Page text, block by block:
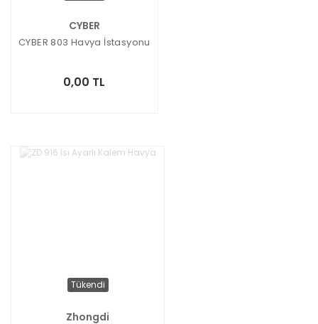
CYBER
CYBER 803 Havya İstasyonu
0,00 TL
Tükendi
Zhongdi